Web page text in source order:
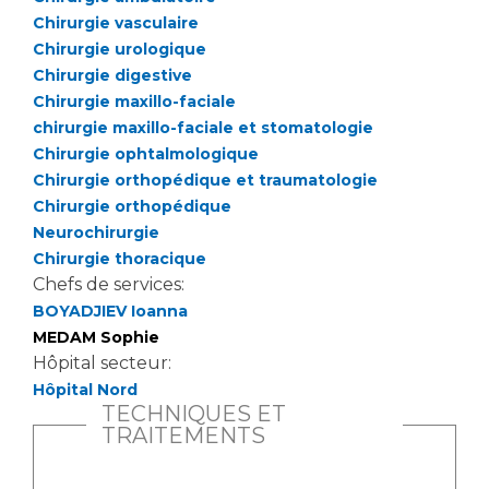
Qualité
Nos indicateurs qualité et de sécurité des soins
Protection des données
Sécurité
Les recherches en santé à l’AP-HM
Liste des marchés conclus
Documents utiles
Chirurgie vasculaire
Chirurgie urologique
Chirurgie digestive
Chirurgie maxillo-faciale
chirurgie maxillo-faciale et stomatologie
Chirurgie ophtalmologique
Chirurgie orthopédique et traumatologie
Chirurgie orthopédique
Neurochirurgie
Chirurgie thoracique
Chefs de services:
BOYADJIEV Ioanna
MEDAM Sophie
Hôpital secteur:
Hôpital Nord
TECHNIQUES ET
TRAITEMENTS